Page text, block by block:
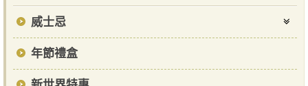
威士忌
年節禮盒